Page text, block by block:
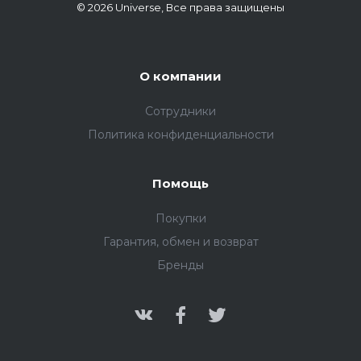
© 2026 Universe, Все права защищены
О компании
Сотрудники
Политика конфиденциальности
Помощь
Покупки
Гарантия, обмен и возврат
Бренды